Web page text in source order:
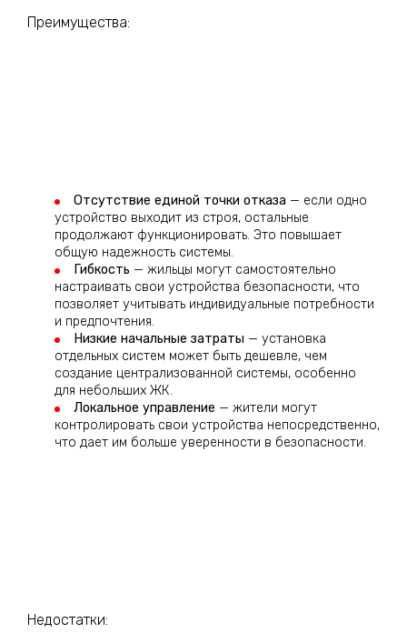
Преимущества:
Отсутствие единой точки отказа — если одно
устройство выходит из строя, остальные
продолжают функционировать. Это повышает
общую надежность системы.
Гибкость — жильцы могут самостоятельно
настраивать свои устройства безопасности, что
позволяет учитывать индивидуальные потребности
и предпочтения.
Низкие начальные затраты — установка
отдельных систем может быть дешевле, чем
создание централизованной системы, особенно
для небольших ЖК.
Локальное управление — жители могут
контролировать свои устройства непосредственно,
что дает им больше уверенности в безопасности.
Недостатки: